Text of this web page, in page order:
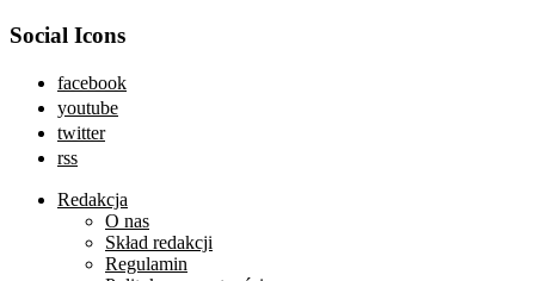
Social Icons
facebook
youtube
twitter
rss
Redakcja
O nas
Skład redakcji
Regulamin